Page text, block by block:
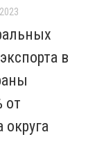
в
от
округа